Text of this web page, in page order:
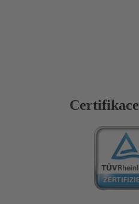
Certifikace